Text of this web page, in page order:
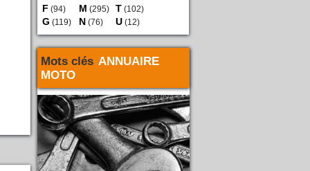
F (94)
G (119)
M (295)
N (76)
T (102)
U (12)
Mots clés ANNUAIRE
MOTO